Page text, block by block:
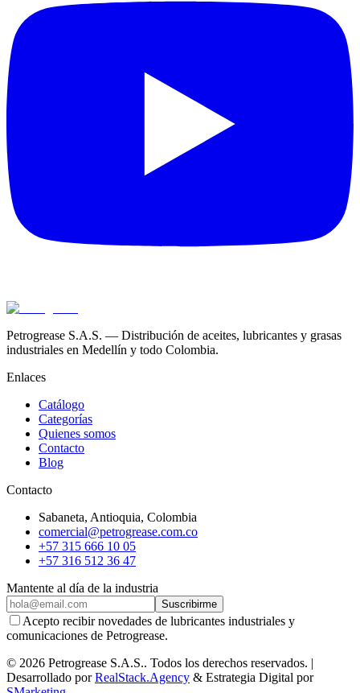
Petrogrease S.A.S. — Distribución de aceites, lubricantes y grasas
industriales en Medellín y todo Colombia.
Enlaces
Catálogo
Categorías
Quienes somos
Contacto
Blog
Contacto
Sabaneta, Antioquia, Colombia
comercial@petrogrease.com.co
+57 315 666 10 05
+57 316 512 36 47
Mantente al día de la industria
Suscribirme
Acepto recibir novedades de lubricantes industriales y
comunicaciones de Petrogrease.
© 2026 Petrogrease S.A.S.. Todos los derechos reservados. |
Desarrollado por RealStack.Agency & Estrategia Digital por